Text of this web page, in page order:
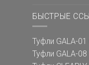
БЫСТРЫЕ
Туфли GALA-01
Туфли GALA-08